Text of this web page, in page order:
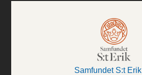
Samfundet S:t Erik